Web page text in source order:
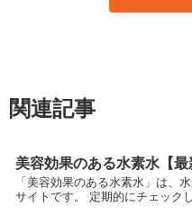
関連記事
美容効果のある水素水【最
「美容効果のある水素水」は、
サイトです。 定期的にチェック